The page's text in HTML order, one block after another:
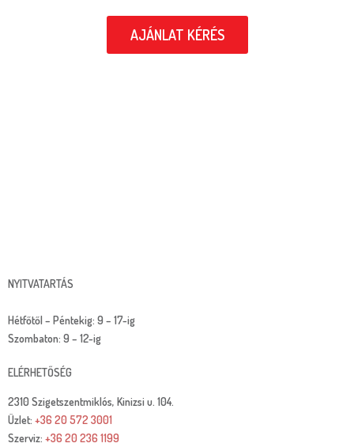
AJÁNLAT KÉRÉS
NYITVATARTÁS
Hétfőtől – Péntekig: 9 – 17-ig
Szombaton: 9 – 12-ig
ELÉRHETŐSÉG
2310 Szigetszentmiklós, Kinizsi u. 104.
Üzlet: +36 20 572 3001
Szerviz: +36 20 236 1199